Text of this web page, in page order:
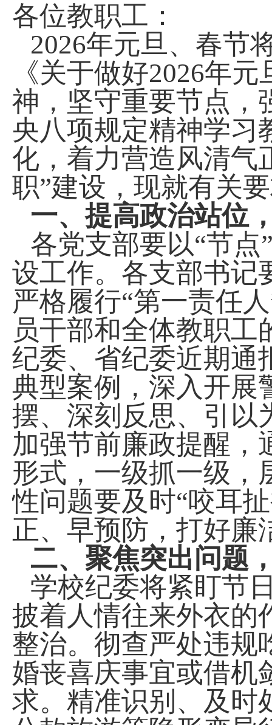
各位教职工：
2026年元旦、春节
《关于做好2026年
神，坚守重要节点，
央八项规定精神学习
化，着力营造风清气
职”建设，现就有关
一、提高政治站位
各党支部要以“节点
设工作。各支部书记
严格履行“第一责任
员干部和全体教职
纪委、省纪委近期通
典型案例，深入开展
摆、深刻反思、引以
加强节前廉政提醒，
形式，一级抓一级，
性问题要及时“咬耳
正、早预防，打好廉
二、聚焦突出问题
学校纪委将紧盯节
披着人情往来外衣的
整治。彻查严处违规
婚丧喜庆事宜或借机
求。精准识别、及时